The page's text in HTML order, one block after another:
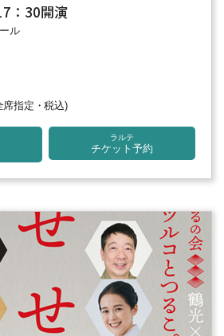
：30開演
ル
席指定・税込)
ラルテ
チケット予約